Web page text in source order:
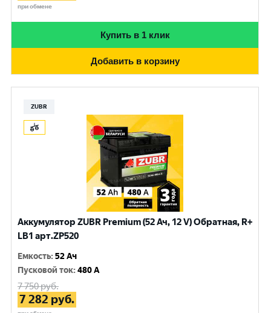
при обмене
Купить в 1 клик
Добавить в корзину
ZUBR
Аккумулятор ZUBR Premium (52 Ач, 12 V) Обратная, R+
LB1 арт.ZP520
Емкость:52 Ач
Пусковой ток:480 A
7 750руб.
7 282 руб.